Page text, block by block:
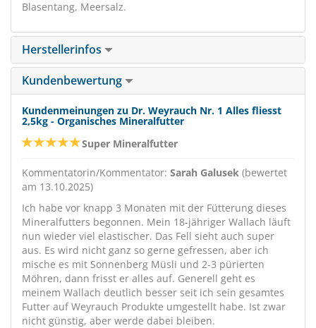
Blasentang, Meersalz.
Herstellerinfos
Kundenbewertung
Kundenmeinungen zu Dr. Weyrauch Nr. 1 Alles fliesst
2,5kg - Organisches Mineralfutter
Super Mineralfutter
Kommentatorin/Kommentator: Sarah Galusek (bewertet
am 13.10.2025)
Ich habe vor knapp 3 Monaten mit der Fütterung dieses
Mineralfutters begonnen. Mein 18-jähriger Wallach läuft
nun wieder viel elastischer. Das Fell sieht auch super
aus. Es wird nicht ganz so gerne gefressen, aber ich
mische es mit Sonnenberg Müsli und 2-3 pürierten
Möhren, dann frisst er alles auf. Generell geht es
meinem Wallach deutlich besser seit ich sein gesamtes
Futter auf Weyrauch Produkte umgestellt habe. Ist zwar
nicht günstig, aber werde dabei bleiben.